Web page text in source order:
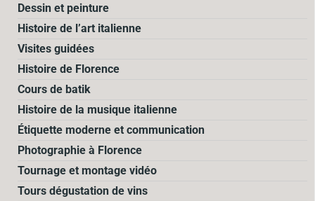
Dessin et peinture
Histoire de l’art italienne
Visites guidées
Histoire de Florence
Cours de batik
Histoire de la musique italienne
Étiquette moderne et communication
Photographie à Florence
Tournage et montage vidéo
Tours dégustation de vins